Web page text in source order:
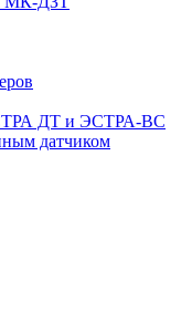
ДТ и ЭСТРА-ВС
датчиком